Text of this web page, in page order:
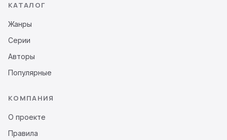
КАТАЛОГ
Жанры
Серии
Авторы
Популярные
КОМПАНИЯ
О проекте
Правила